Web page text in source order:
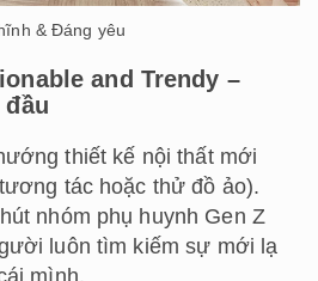
& Đáng yêu
and Trendy –
đầu
thiết kế nội thất mới
tác hoặc thử đồ ảo).
nhóm phụ huynh Gen Z
luôn tìm kiếm sự mới lạ
mình.